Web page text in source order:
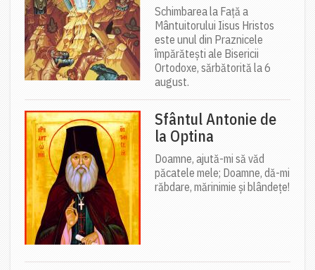
Schimbarea la Față a
Mântuitorului Iisus Hristos
este unul din Praznicele
împărătești ale Bisericii
Ortodoxe, sărbătorită la 6
august.
Sfântul Antonie de
la Optina
Doamne, ajută-mi să văd
păcatele mele; Doamne, dă-mi
răbdare, mărinimie şi blândeţe!